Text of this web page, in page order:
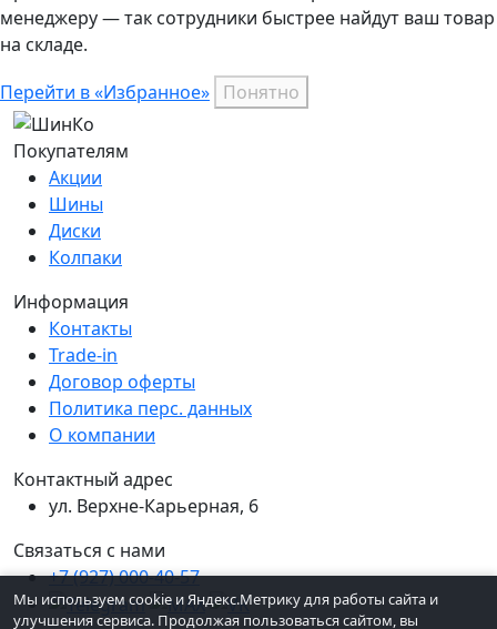
менеджеру — так сотрудники быстрее найдут ваш товар
на складе.
Перейти в «Избранное» Понятно
Покупателям
Акции
Шины
Диски
Колпаки
Информация
Контакты
Trade-in
Договор оферты
Политика перс. данных
О компании
Контактный адрес
ул. Верхне-Карьерная, 6
Связаться с нами
+7 (927) 000-40-57
Мы используем cookie и Яндекс.Метрику для работы сайта и
улучшения сервиса. Продолжая пользоваться сайтом, вы